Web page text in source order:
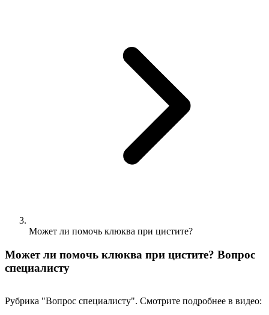
Может ли помочь клюква при цистите?
Может ли помочь клюква при цистите? Вопрос
специалисту
Рубрика "Вопрос специалисту". Смотрите подробнее в видео: